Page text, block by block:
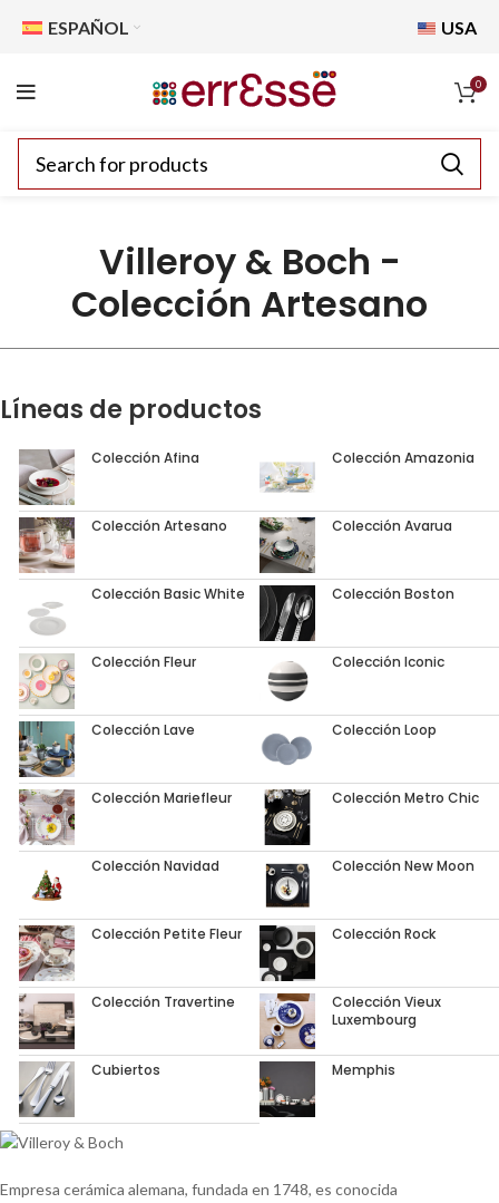
ESPAÑOL USA
0
Villeroy & Boch -
Colección Artesano
Líneas de productos
Colección Afina Colección Amazonia
Colección Artesano Colección Avarua
Colección Basic White Colección Boston
Colección Fleur Colección Iconic
Colección Lave Colección Loop
Colección Mariefleur Colección Metro Chic
Colección Navidad Colección New Moon
Colección Petite Fleur Colección Rock
Colección Travertine
Colección Vieux
Luxembourg
Cubiertos Memphis
Empresa cerámica alemana, fundada en 1748, es conocida